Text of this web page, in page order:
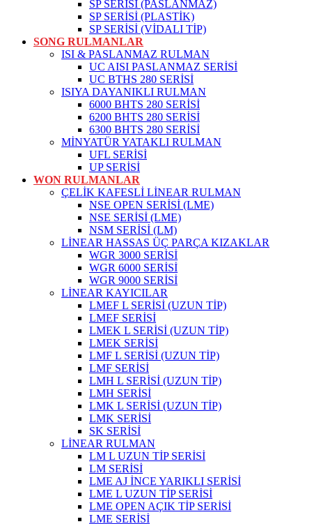
SP SERİSİ (PASLANMAZ)
SP SERİSİ (PLASTİK)
SP SERİSİ (VİDALI TİP)
SONG RULMANLAR
ISI & PASLANMAZ RULMAN
UC AISI PASLANMAZ SERİSİ
UC BTHS 280 SERİSİ
ISIYA DAYANIKLI RULMAN
6000 BHTS 280 SERİSİ
6200 BHTS 280 SERİSİ
6300 BHTS 280 SERİSİ
MİNYATÜR YATAKLI RULMAN
UFL SERİSİ
UP SERİSİ
WON RULMANLAR
ÇELİK KAFESLİ LİNEAR RULMAN
NSE OPEN SERİSİ (LME)
NSE SERİSİ (LME)
NSM SERİSİ (LM)
LİNEAR HASSAS ÜÇ PARÇA KIZAKLAR
WGR 3000 SERİSİ
WGR 6000 SERİSİ
WGR 9000 SERİSİ
LİNEAR KAYICILAR
LMEF L SERİSİ (UZUN TİP)
LMEF SERİSİ
LMEK L SERİSİ (UZUN TİP)
LMEK SERİSİ
LMF L SERİSİ (UZUN TİP)
LMF SERİSİ
LMH L SERİSİ (UZUN TİP)
LMH SERİSİ
LMK L SERİSİ (UZUN TİP)
LMK SERİSİ
SK SERİSİ
LİNEAR RULMAN
LM L UZUN TİP SERİSİ
LM SERİSİ
LME AJ İNCE YARIKLI SERİSİ
LME L UZUN TİP SERİSİ
LME OPEN AÇIK TİP SERİSİ
LME SERİSİ